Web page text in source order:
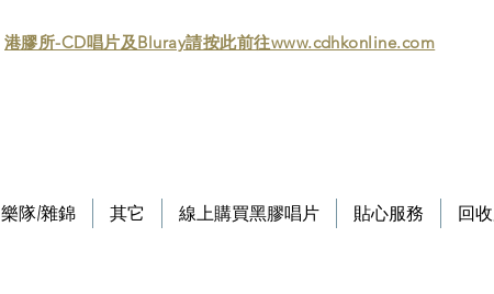
​港膠所-CD唱片及Bluray請按此前往www.cdhkonline.com
樂隊/雜錦 其它 線上購買黑膠唱片 貼心服務 回